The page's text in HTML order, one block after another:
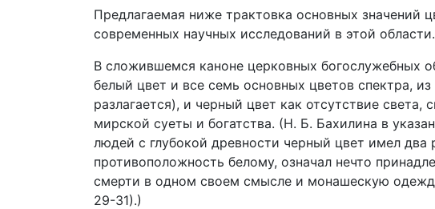
Предлагаемая ниже трактовка основных значений
современных научных исследований в этой области.
В сложившемся каноне церковных богослужебных
белый цвет и все семь основных цветов спектра,
разлагается), и черный цвет как отсутствие
мирской суеты и богатства. (Н. Б. Бахилина в
людей с глубокой древности черный цвет имел два
противоположность белому, означал нечто
смерти в одном своем смысле и монашескую
29-31).)